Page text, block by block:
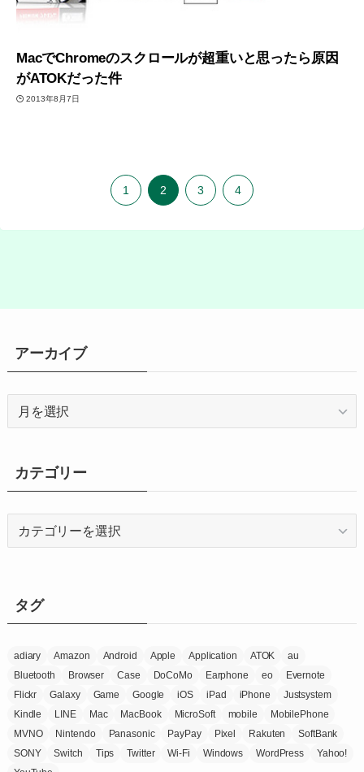
MacでChromeのスクロールが超重いと思ったら原因
がATOKだった件
2013年8月7日
1 2 3 4
アーカイブ
ブ
カテゴリー
ータグ
adiary Amazon Android Apple Application ATOK
au
Bluetooth
Browser Case DoCoMo Earphone eo
Evernote
Flickr
Galaxy Game Google iOS iPad iPhone
Justsystem
Kindle
LINE Mac MacBook MicroSoft mobile
MobilePhone
MVNO
Nintendo Panasonic PayPay Pixel Rakuten
SoftBank
SONY
Switch Tips Twitter Wi-Fi Windows WordPress
Yahoo!